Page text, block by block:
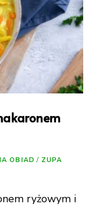
OBIAD / ZUPA
ryżowym i